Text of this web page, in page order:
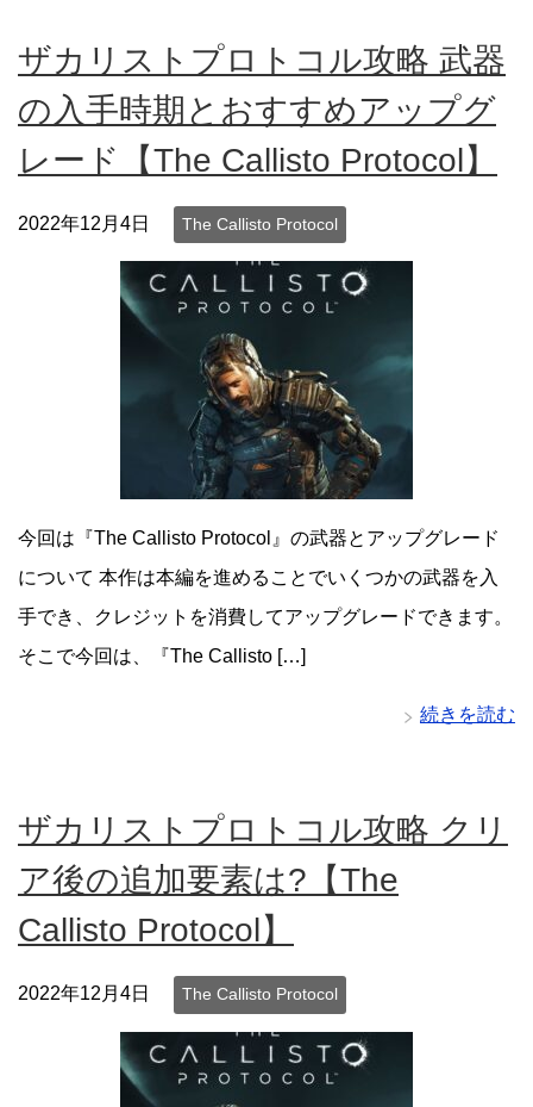
ザカリストプロトコル攻略 武器
の入手時期とおすすめアップグ
レード【The Callisto Protocol】
2022年12月4日 The Callisto Protocol
今回は『The Callisto Protocol』の武器とアップグレード
について 本作は本編を進めることでいくつかの武器を入
手でき、クレジットを消費してアップグレードできます。
そこで今回は、『The Callisto […]
続きを読む
ザカリストプロトコル攻略 クリ
ア後の追加要素は?【The
Callisto Protocol】
2022年12月4日 The Callisto Protocol